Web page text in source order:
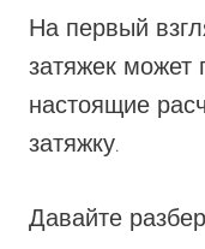
На первый
затяжек может
настоящие
затяжку.
Давайте